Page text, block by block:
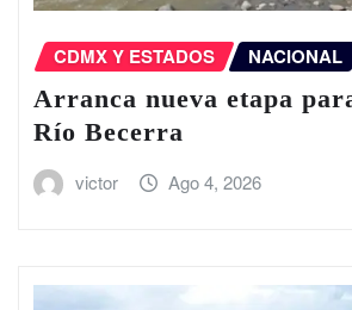
CDMX Y ESTADOS NACIONAL
Arranca nueva etapa
Río Becerra
victor Ago 4, 2026